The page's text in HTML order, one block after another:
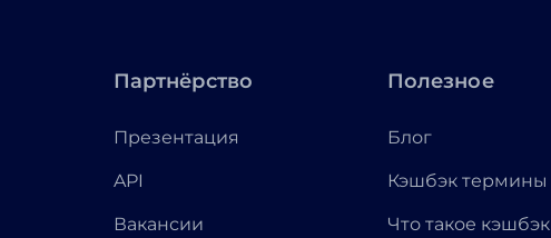
Партнёрство
Презентация
API
Вакансии
Полезное
Блог
Кэшбэк термины
Что такое кэшбэк